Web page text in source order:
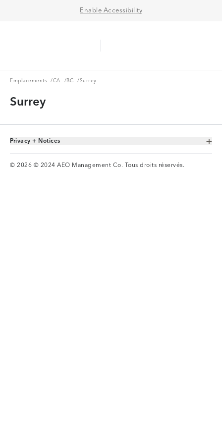
Enable Accessibility
Emplacements
Emplacements /CA
CA /BC
BC / Surrey
Surrey
Toggle Accordion
Privacy + Notices
© 2026 © 2024 AEO Management Co. Tous droits réservés.